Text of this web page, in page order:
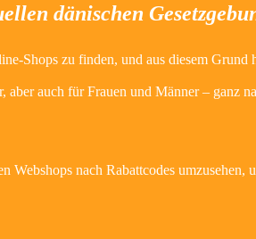
dänischen
Shops zu finden, und aus diesem Grund
auch für Frauen und Männer – ganz
Webshops nach Rabattcodes umzusehen,